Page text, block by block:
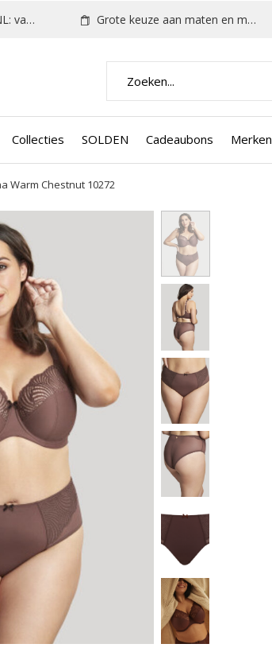
Collecties SOLDEN Cadeaubons Merken
€80) Grote keuze aan maten en modellen
Warm Chestnut 10272